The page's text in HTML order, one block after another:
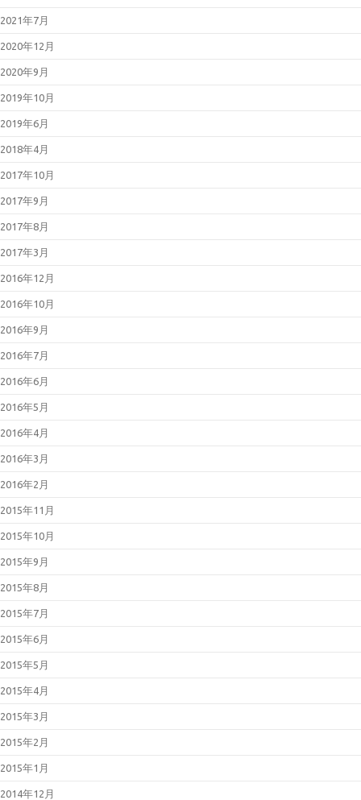
2021年7月
2020年12月
2020年9月
2019年10月
2019年6月
2018年4月
2017年10月
2017年9月
2017年8月
2017年3月
2016年12月
2016年10月
2016年9月
2016年7月
2016年6月
2016年5月
2016年4月
2016年3月
2016年2月
2015年11月
2015年10月
2015年9月
2015年8月
2015年7月
2015年6月
2015年5月
2015年4月
2015年3月
2015年2月
2015年1月
2014年12月